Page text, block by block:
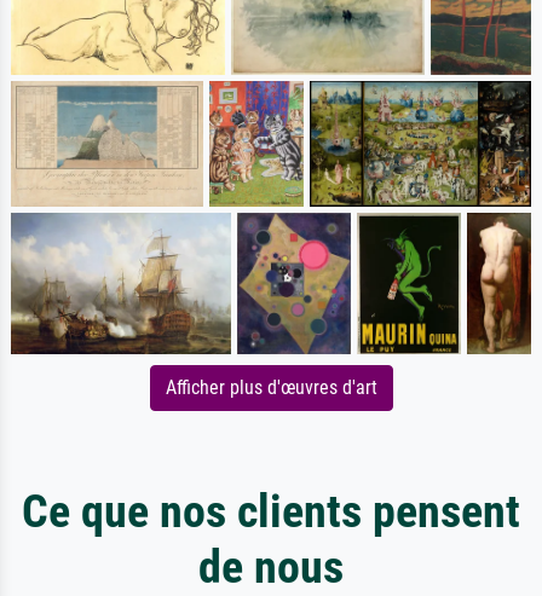
Afficher plus d'œuvres d'art
Ce que nos clients pensent
de nous